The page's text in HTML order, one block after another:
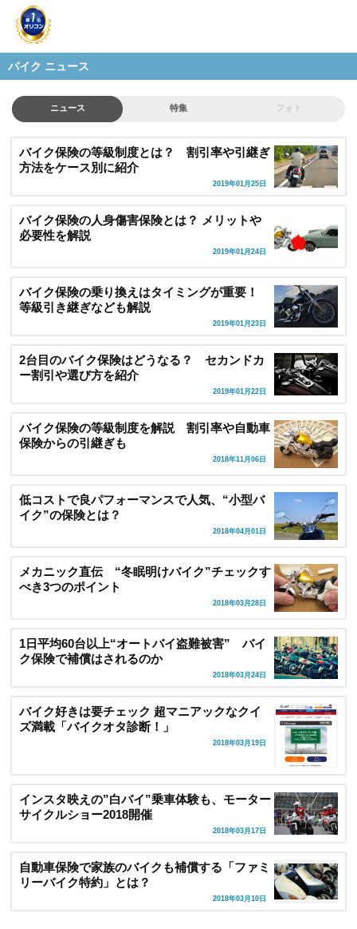
バイク ニュース
ニュース 特集 フォト
バイク保険の等級制度とは？ 割引率や引継ぎ
方法をケース別に紹介
2019年01月25日
バイク保険の人身傷害保険とは？ メリットや
必要性を解説
2019年01月24日
バイク保険の乗り換えはタイミングが重要！
等級引き継ぎなども解説
2019年01月23日
2台目のバイク保険はどうなる？ セカンドカ
ー割引や選び方を紹介
2019年01月22日
バイク保険の等級制度を解説 割引率や自動車
保険からの引継ぎも
2018年11月06日
低コストで良パフォーマンスで人気、“小型バ
イク”の保険とは？
2018年04月01日
メカニック直伝 “冬眠明けバイク”チェックす
べき3つのポイント
2018年03月28日
1日平均60台以上“オートバイ盗難被害” バイ
ク保険で補償はされるのか
2018年03月24日
バイク好きは要チェック 超マニアックなクイ
ズ満載「バイクオタ診断！」
2018年03月19日
インスタ映えの”白バイ”乗車体験も、モーター
サイクルショー2018開催
2018年03月17日
自動車保険で家族のバイクも補償する「ファミ
リーバイク特約」とは？
2018年03月10日